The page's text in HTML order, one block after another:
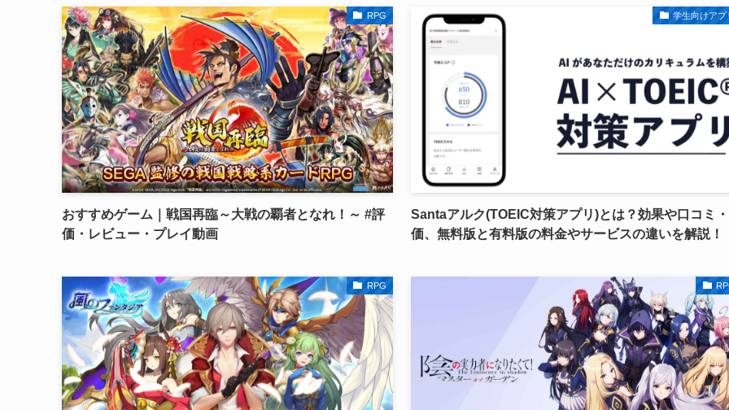
RPG
おすすめゲーム｜戦国再臨～大戦の覇者となれ！～ #評
価・レビュー・プレイ動画
学生向けアプ
Santaアルク(TOEIC対策アプリ)とは？効果や口コミ
価、無料版と有料版の料金やサービスの違いを解説！
RPG